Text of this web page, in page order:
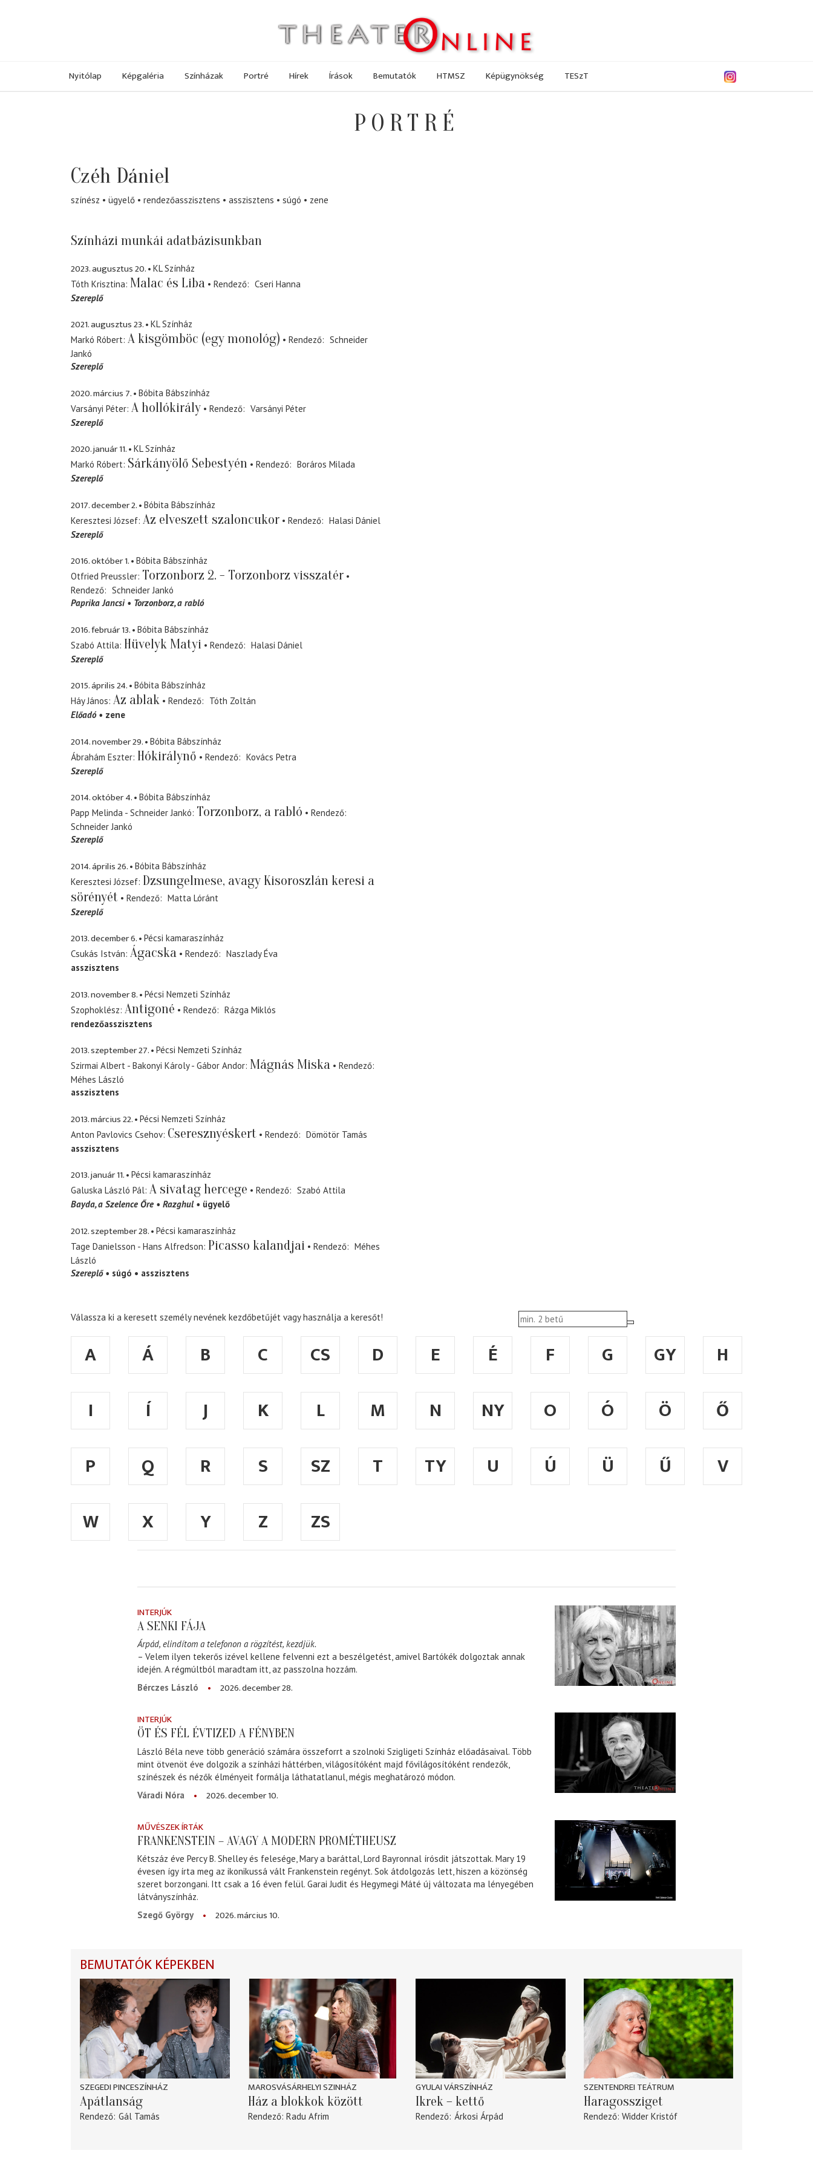
Nyitólap Képgaléria Színházak Portré Hírek Írások Bemutatók HTMSZ Képügynökség TESzT
PORTRÉ
Czéh Dániel
színész ügyelő rendezőasszisztens asszisztens súgó zene
Színházi munkái adatbázisunkban
2023. augusztus 20.
KL Színház
Tóth Krisztina Malac és Liba Rendező
Cseri Hanna
Szereplő
2021. augusztus 23.
KL Színház
Markó Róbert A kisgömböc (egy monológ) Rendező
Schneider
Jankó
Szereplő
2020. március 7.
Bóbita Bábszínház
Varsányi Péter A hollókirály Rendező
Varsányi Péter
Szereplő
2020. január 11.
KL Színház
Markó Róbert Sárkányölő Sebestyén Rendező
Boráros Milada
Szereplő
2017. december 2.
Bóbita Bábszínház
Keresztesi József Az elveszett szaloncukor Rendező
Halasi Dániel
Szereplő
2016. október 1.
Bóbita Bábszínház
Otfried Preussler Torzonborz 2. - Torzonborz visszatér
Rendező
Schneider Jankó
Paprika Jancsi
Torzonborz a rabló
2016. február 13.
Bóbita Bábszínház
Szabó Attila Hüvelyk Matyi Rendező
Halasi Dániel
Szereplő
2015. április 24.
Bóbita Bábszínház
Háy János Az ablak Rendező
Tóth Zoltán
Előadó
zene
2014. november 29.
Bóbita Bábszínház
Ábrahám Eszter Hókirálynő Rendező
Kovács Petra
Szereplő
2014. október 4.
Bóbita Bábszínház
Papp Melinda - Schneider Jankó Torzonborz, a rabló
Rendező
Schneider Jankó
Szereplő
2014. április 26.
Bóbita Bábszínház
Keresztesi József Dzsungelmese, avagy Kisoroszlán keresi a
sörényét
Rendező
Matta Lóránt
Szereplő
2013. december 6.
Pécsi kamaraszínház
Csukás István Ágacska Rendező
Naszlady Éva
asszisztens
2013. november 8.
Pécsi Nemzeti Színház
Szophoklész Antigoné Rendező
Rázga Miklós
rendezőasszisztens
2013. szeptember 27.
Pécsi Nemzeti Színház
Szirmai Albert - Bakonyi Károly - Gábor Andor Mágnás Miska
Rendező
Méhes László
asszisztens
2013. március 22.
Pécsi Nemzeti Színház
Anton Pavlovics Csehov Cseresznyéskert Rendező
Dömötör Tamás
asszisztens
2013. január 11.
Pécsi kamaraszínház
Galuska László Pál A sivatag hercege Rendező
Szabó Attila
Bayda a Szelence Őre Razghul ügyelő
2012. szeptember 28.
Pécsi kamaraszínház
Tage Danielsson - Hans Alfredson Picasso kalandjai Rendező
Méhes
László
Szereplő
súgó asszisztens
Válassza ki a keresett személy nevének kezdőbetűjét vagy használja a keresőt!
A Á B C CS D E É F G GY
H
I
Í J K L M N NY O Ó Ö
Ő
P
Q R S SZ T TY U Ú Ü Ű
V
W
X Y Z ZS
INTERJÚK
A SENKI FÁJA
Árpád, elindítom a telefonon a rögzítést, kezdjük.
– Velem ilyen tekerős izével kellene felvenni ezt a beszélgetést, amivel Bartókék dolgoztak annak
idején. A régmúltból maradtam itt, az passzolna hozzám.
Bérczes László
2026. december 28.
INTERJÚK
ÖT ÉS FÉL ÉVTIZED A FÉNYBEN
László Béla neve több generáció számára összeforrt a szolnoki Szigligeti Színház előadásaival. Több
mint ötvenöt éve dolgozik a színházi háttérben, világosítóként majd fővilágosítóként rendezők,
színészek és nézők élményeit formálja láthatatlanul, mégis meghatározó módon.
Váradi Nóra
2026. december 10.
MŰVÉSZEK ÍRTÁK
FRANKENSTEIN – AVAGY A MODERN PROMÉTHEUSZ
Kétszáz éve Percy B. Shelley és felesége, Mary a baráttal, Lord Bayronnal írósdit játszottak. Mary 19
évesen így írta meg az ikonikussá vált Frankenstein regényt. Sok átdolgozás lett, hiszen a közönség
szeret borzongani. Itt csak a 16 éven felül. Garai Judit és Hegymegi Máté új változata ma lényegében
látványszínház.
Szegő György
2026. március 10.
BEMUTATÓK KÉPEKBEN
SZEGEDI PINCESZÍNHÁZ
Apátlanság
Rendező Gál Tamás
MAROSVÁSÁRHELYI SZINHÁZ
Ház a blokkok között
Rendező Radu Afrim
GYULAI VÁRSZÍNHÁZ
Ikrek – kettő
Rendező Árkosi Árpád
SZENTENDREI TEÁTRUM
Haragossziget
Rendező Widder Kristóf